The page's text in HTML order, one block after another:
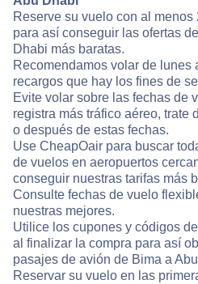
Reserve su vuelo con al
para así conseguir las ofertas
Dhabi más baratas.
Recomendamos volar de lunes
recargos que hay los fines de
Evite volar sobre las fechas de
registra más tráfico aéreo, trate
o después de estas fechas.
Use CheapOair para buscar
de vuelos en aeropuertos
conseguir nuestras tarifas más
Consulte fechas de vuelo
nuestras mejores.
Utilice los cupones y códigos
al finalizar la compra para así
pasajes de avión de Bima a
Reservar su vuelo en las